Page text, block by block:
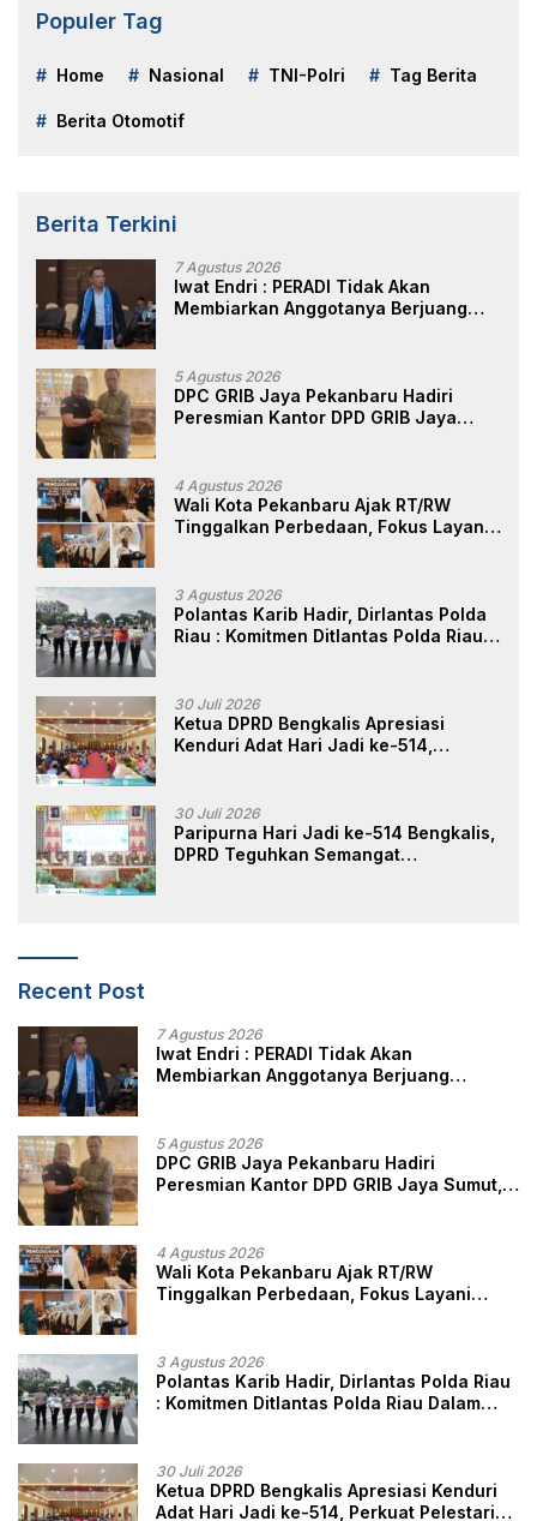
Populer Tag
Home Nasional TNI-Polri Tag Berita
Berita Otomotif
Berita Terkini
7 Agustus 2026
Iwat Endri : PERADI Tidak Akan
Membiarkan Anggotanya Berjuang
5 Agustus 2026
DPC GRIB Jaya Pekanbaru Hadiri
Peresmian Kantor DPD GRIB Jaya
4 Agustus 2026
Wali Kota Pekanbaru Ajak RT/RW
Tinggalkan Perbedaan, Fokus Layani
3 Agustus 2026
Polantas Karib Hadir, Dirlantas Polda
Riau : Komitmen Ditlantas Polda Riau
Masyarakat
30 Juli 2026
Ketua DPRD Bengkalis Apresiasi
Kenduri Adat Hari Jadi ke-514,
30 Juli 2026
Paripurna Hari Jadi ke-514 Bengkalis,
DPRD Teguhkan Semangat
Recent Post
7 Agustus 2026
Iwat Endri : PERADI Tidak Akan
Membiarkan Anggotanya Berjuang
5 Agustus 2026
DPC GRIB Jaya Pekanbaru Hadiri
Peresmian Kantor DPD GRIB Jaya Sumut,
4 Agustus 2026
Wali Kota Pekanbaru Ajak RT/RW
Tinggalkan Perbedaan, Fokus Layani
3 Agustus 2026
Polantas Karib Hadir, Dirlantas Polda Riau
: Komitmen Ditlantas Polda Riau Dalam
30 Juli 2026
Ketua DPRD Bengkalis Apresiasi Kenduri
Adat Hari Jadi ke-514, Perkuat Pelestarian